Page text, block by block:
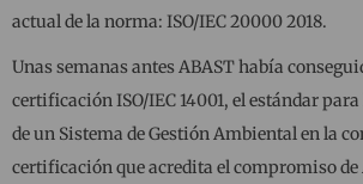
actual de la norma: ISO/IEC 20000 2018.
Unas semanas antes ABAST había
certificación ISO/IEC 14001, el estándar
de un Sistema de Gestión Ambiental en la
certificación que acredita el compromiso de